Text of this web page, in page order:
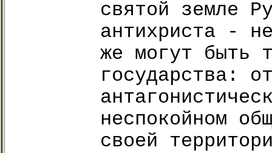
святой земле
антихриста -
же могут быть
государства:
неспокойном
своей